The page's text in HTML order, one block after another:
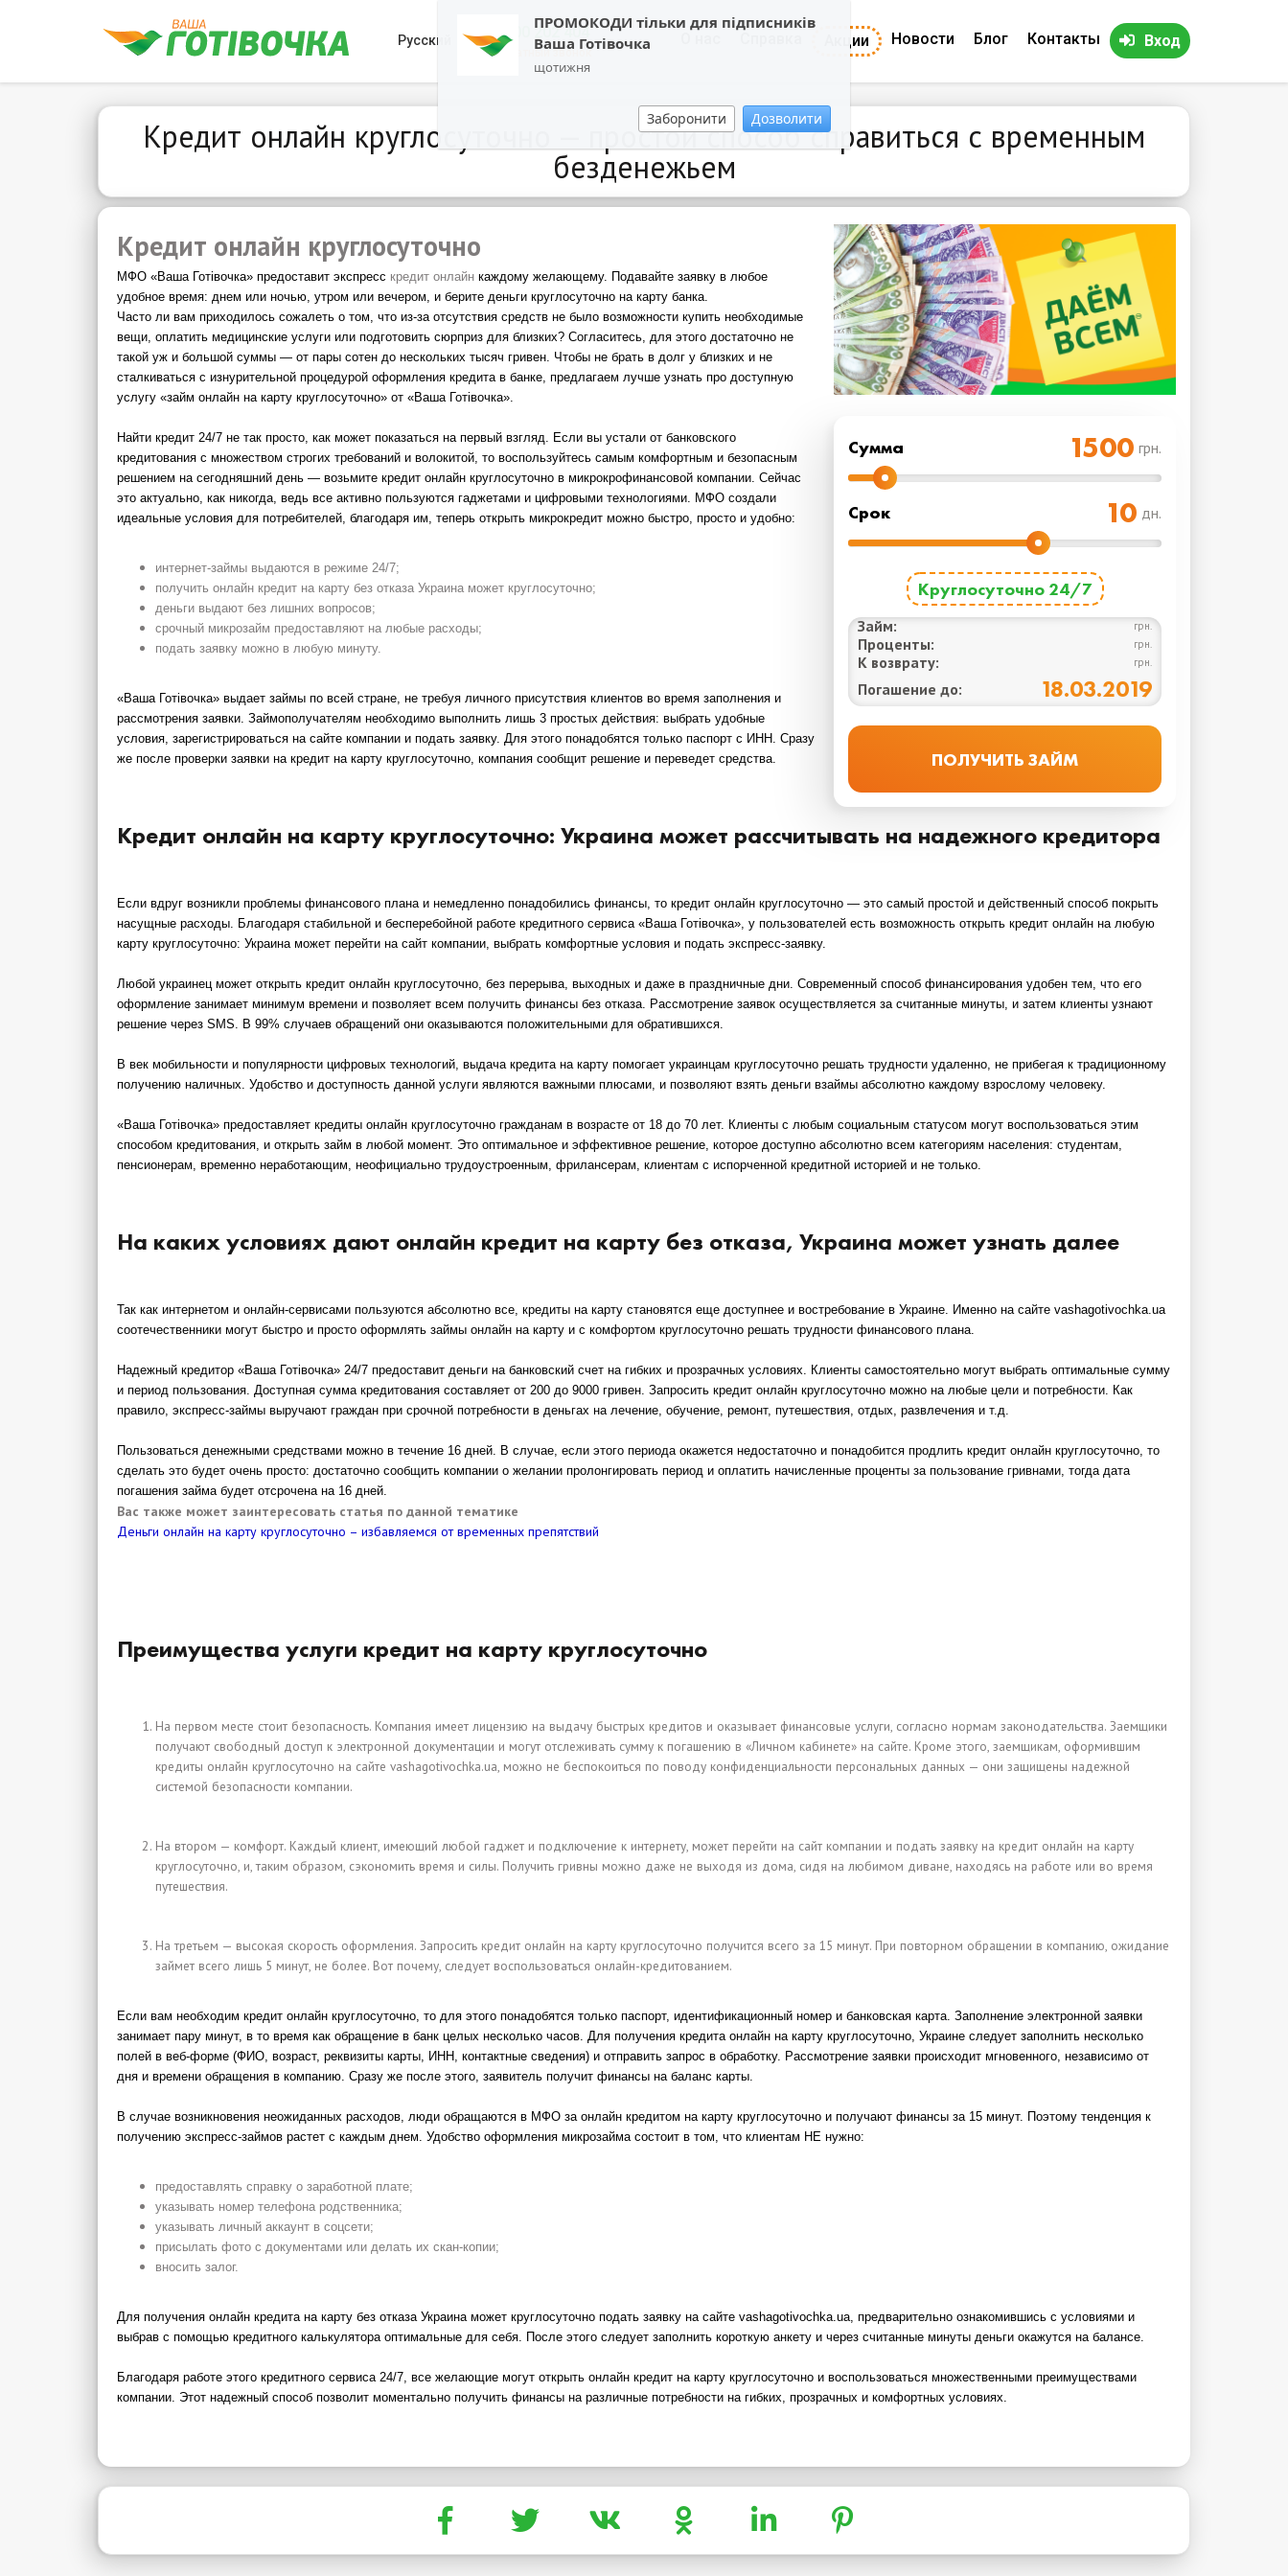
ПРОМОКОДИ тільки для підписників
Ваша Готівочка
щотижня
Заборонити Дозволити
Русский 0800 202 404
Обратный звонок
Акции Новости Блог Контакты Вход
Кредит онлайн круглосуточно — простой способ справиться с временным
безденежьем
Cумма грн.
Срок дн.
Круглосуточно 24/7
Займ: грн.
Проценты: грн.
К возврату: грн.
Погашение до: 18.03.2019
Кредит онлайн круглосуточно
МФО «Ваша Готівочка» предоставит экспресс кредит онлайн каждому желающему. Подавайте заявку в любое
удобное время: днем или ночью, утром или вечером, и берите деньги круглосуточно на карту банка.
Часто ли вам приходилось сожалеть о том, что из-за отсутствия средств не было возможности купить необходимые
вещи, оплатить медицинские услуги или подготовить сюрприз для близких? Согласитесь, для этого достаточно не
такой уж и большой суммы — от пары сотен до нескольких тысяч гривен. Чтобы не брать в долг у близких и не
сталкиваться с изнурительной процедурой оформления кредита в банке, предлагаем лучше узнать про доступную
услугу «займ онлайн на карту круглосуточно» от «Ваша Готівочка».
Найти кредит 24/7 не так просто, как может показаться на первый взгляд. Если вы устали от банковского
кредитования с множеством строгих требований и волокитой, то воспользуйтесь самым комфортным и безопасным
решением на сегодняшний день — возьмите кредит онлайн круглосуточно в микрокрофинансовой компании. Сейчас
это актуально, как никогда, ведь все активно пользуются гаджетами и цифровыми технологиями. МФО создали
идеальные условия для потребителей, благодаря им, теперь открыть микрокредит можно быстро, просто и удобно:
интернет-займы выдаются в режиме 24/7;
получить онлайн кредит на карту без отказа Украина может круглосуточно;
деньги выдают без лишних вопросов;
срочный микрозайм предоставляют на любые расходы;
подать заявку можно в любую минуту.
«Ваша Готівочка» выдает займы по всей стране, не требуя личного присутствия клиентов во время заполнения и
рассмотрения заявки. Займополучателям необходимо выполнить лишь 3 простых действия: выбрать удобные
условия, зарегистрироваться на сайте компании и подать заявку. Для этого понадобятся только паспорт с ИНН. Сразу
же после проверки заявки на кредит на карту круглосуточно, компания сообщит решение и переведет средства.
Кредит онлайн на карту круглосуточно: Украина может рассчитывать на надежного кредитора
Если вдруг возникли проблемы финансового плана и немедленно понадобились финансы, то кредит онлайн круглосуточно — это самый простой и действенный способ покрыть
насущные расходы. Благодаря стабильной и бесперебойной работе кредитного сервиса «Ваша Готівочка», у пользователей есть возможность открыть кредит онлайн на любую
карту круглосуточно: Украина может перейти на сайт компании, выбрать комфортные условия и подать экспресс-заявку.
Любой украинец может открыть кредит онлайн круглосуточно, без перерыва, выходных и даже в праздничные дни. Современный способ финансирования удобен тем, что его
оформление занимает минимум времени и позволяет всем получить финансы без отказа. Рассмотрение заявок осуществляется за считанные минуты, и затем клиенты узнают
решение через SMS. В 99% случаев обращений они оказываются положительными для обратившихся.
В век мобильности и популярности цифровых технологий, выдача кредита на карту помогает украинцам круглосуточно решать трудности удаленно, не прибегая к традиционному
получению наличных. Удобство и доступность данной услуги являются важными плюсами, и позволяют взять деньги взаймы абсолютно каждому взрослому человеку.
«Ваша Готівочка» предоставляет кредиты онлайн круглосуточно гражданам в возрасте от 18 до 70 лет. Клиенты с любым социальным статусом могут воспользоваться этим
способом кредитования, и открыть займ в любой момент. Это оптимальное и эффективное решение, которое доступно абсолютно всем категориям населения: студентам,
пенсионерам, временно неработающим, неофициально трудоустроенным, фрилансерам, клиентам с испорченной кредитной историей и не только.
На каких условиях дают онлайн кредит на карту без отказа, Украина может узнать далее
Так как интернетом и онлайн-сервисами пользуются абсолютно все, кредиты на карту становятся еще доступнее и востребование в Украине. Именно на сайте vashagotivochka.ua
соотечественники могут быстро и просто оформлять займы онлайн на карту и с комфортом круглосуточно решать трудности финансового плана.
Надежный кредитор «Ваша Готівочка» 24/7 предоставит деньги на банковский счет на гибких и прозрачных условиях. Клиенты самостоятельно могут выбрать оптимальные сумму
и период пользования. Доступная сумма кредитования составляет от 200 до 9000 гривен. Запросить кредит онлайн круглосуточно можно на любые цели и потребности. Как
правило, экспресс-займы выручают граждан при срочной потребности в деньгах на лечение, обучение, ремонт, путешествия, отдых, развлечения и т.д.
Пользоваться денежными средствами можно в течение 16 дней. В случае, если этого периода окажется недостаточно и понадобится продлить кредит онлайн круглосуточно, то
сделать это будет очень просто: достаточно сообщить компании о желании пролонгировать период и оплатить начисленные проценты за пользование гривнами, тогда дата
погашения займа будет отсрочена на 16 дней.
Вас также может заинтересовать статья по данной тематике
Деньги онлайн на карту круглосуточно – избавляемся от временных препятствий
Преимущества услуги кредит на карту круглосуточно
На первом месте стоит безопасность. Компания имеет лицензию на выдачу быстрых кредитов и оказывает финансовые услуги, согласно нормам законодательства. Заемщики
получают свободный доступ к электронной документации и могут отслеживать сумму к погашению в «Личном кабинете» на сайте. Кроме этого, заемщикам, оформившим
кредиты онлайн круглосуточно на сайте vashagotivochka.ua, можно не беспокоиться по поводу конфиденциальности персональных данных — они защищены надежной
системой безопасности компании.
На втором — комфорт. Каждый клиент, имеющий любой гаджет и подключение к интернету, может перейти на сайт компании и подать заявку на кредит онлайн на карту
круглосуточно, и, таким образом, сэкономить время и силы. Получить гривны можно даже не выходя из дома, сидя на любимом диване, находясь на работе или во время
путешествия.
На третьем — высокая скорость оформления. Запросить кредит онлайн на карту круглосуточно получится всего за 15 минут. При повторном обращении в компанию, ожидание
займет всего лишь 5 минут, не более. Вот почему, следует воспользоваться онлайн-кредитованием.
Если вам необходим кредит онлайн круглосуточно, то для этого понадобятся только паспорт, идентификационный номер и банковская карта. Заполнение электронной заявки
занимает пару минут, в то время как обращение в банк целых несколько часов. Для получения кредита онлайн на карту круглосуточно, Украине следует заполнить несколько
полей в веб-форме (ФИО, возраст, реквизиты карты, ИНН, контактные сведения) и отправить запрос в обработку. Рассмотрение заявки происходит мгновенного, независимо от
дня и времени обращения в компанию. Сразу же после этого, заявитель получит финансы на баланс карты.
В случае возникновения неожиданных расходов, люди обращаются в МФО за онлайн кредитом на карту круглосуточно и получают финансы за 15 минут. Поэтому тенденция к
получению экспресс-займов растет с каждым днем. Удобство оформления микрозайма состоит в том, что клиентам НЕ нужно:
предоставлять справку о заработной плате;
указывать номер телефона родственника;
указывать личный аккаунт в соцсети;
присылать фото с документами или делать их скан-копии;
вносить залог.
Для получения онлайн кредита на карту без отказа Украина может круглосуточно подать заявку на сайте vashagotivochka.ua, предварительно ознакомившись с условиями и
выбрав с помощью кредитного калькулятора оптимальные для себя. После этого следует заполнить короткую анкету и через считанные минуты деньги окажутся на балансе.
Благодаря работе этого кредитного сервиса 24/7, все желающие могут открыть онлайн кредит на карту круглосуточно и воспользоваться множественными преимуществами
компании. Этот надежный способ позволит моментально получить финансы на различные потребности на гибких, прозрачных и комфортных условиях.